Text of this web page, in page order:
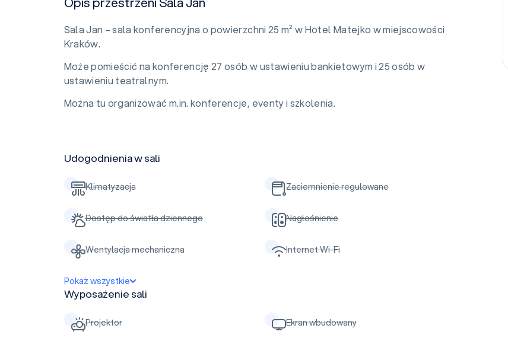
Sala Jan – sala konferencyjna o powierzchni 25 m² w Hotel Matejko w miejscowości
Kraków.
Może pomieścić na konferencję 27 osób w ustawieniu bankietowym i 25 osób w
ustawieniu teatralnym.
Można tu organizować m.in. konferencje, eventy i szkolenia.
Udogodnienia w sali
Klimatyzacja Zaciemnienie regulowane
Dostęp do światła dziennego Nagłośnienie
Wentylacja mechaniczna Internet Wi-Fi
Pokaż wszystkie
Wyposażenie sali
Projektor Ekran wbudowany